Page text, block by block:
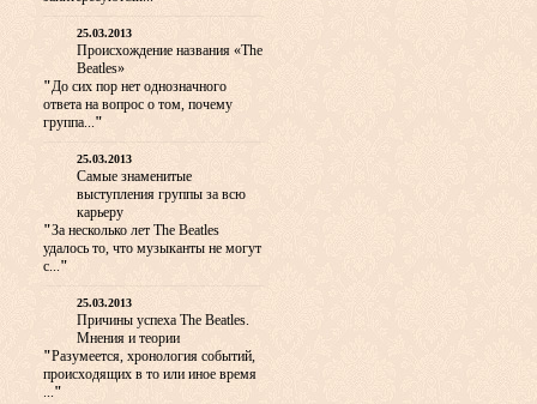
25.03.2013
Происхождение названия «The
Beatles»
"До сих пор нет однозначного
ответа на вопрос о том, почему
группа..."
25.03.2013
Самые знаменитые
выступления группы за всю
карьеру
"За несколько лет The Beatles
удалось то, что музыканты не могут
с..."
25.03.2013
Причины успеха The Beatles.
Мнения и теории
"Разумеется, хронология событий,
происходящих в то или иное время
..."